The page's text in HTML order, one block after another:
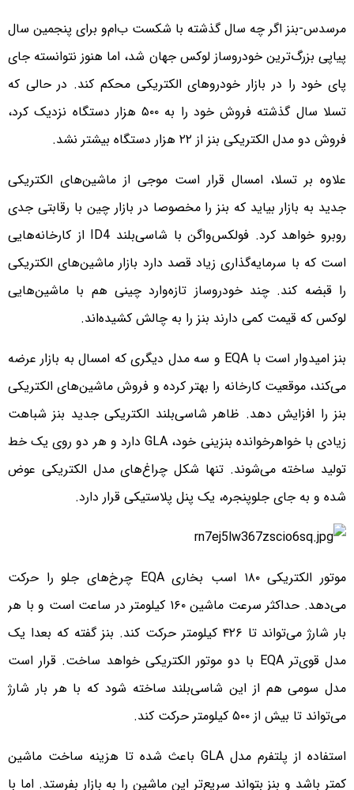
مرسدس-بنز اگر چه سال گذشته با شکست ب‌ام‌و برای پنجمین سال
پیاپی بزرگ‌ترین خودروساز لوکس جهان شد، اما هنوز نتوانسته جای
پای خود را در بازار خودروهای الکتریکی محکم کند. در حالی که
تسلا سال گذشته فروش خود را به ۵۰۰ هزار دستگاه نزدیک کرد،
فروش دو مدل الکتریکی بنز از ۲۲ هزار دستگاه بیشتر نشد.
علاوه بر تسلا، امسال قرار است موجی از ماشین‌های الکتریکی
جدید به بازار بیاید که بنز را مخصوصا در بازار چین با رقابتی جدی
روبرو خواهد کرد. فولکس‌واگن با شاسی‌بلند ID4 از کارخانه‌هایی
است که با سرمایه‌گذاری زیاد قصد دارد بازار ماشین‌های الکتریکی
را قبضه کند. چند خودروساز تازه‌وارد چینی هم با ماشین‌هایی
لوکس که قیمت کمی دارند بنز را به چالش کشیده‌اند.
بنز امیدوار است با EQA و سه مدل دیگری که امسال به بازار عرضه
می‌کند، موقعیت کارخانه را بهتر کرده و فروش ماشین‌های الکتریکی
بنز را افزایش دهد. ظاهر شاسی‌بلند الکتریکی جدید بنز شباهت
زیادی با خواهرخوانده بنزینی خود، GLA دارد و هر دو روی یک خط
تولید ساخته می‌شوند. تنها شکل چراغ‌های مدل الکتریکی عوض
شده و به جای جلوپنجره، یک پنل پلاستیکی قرار دارد.
موتور الکتریکی ۱۸۰ اسب بخاری EQA چرخ‌های جلو را حرکت
می‌دهد. حداکثر سرعت ماشین ۱۶۰ کیلومتر در ساعت است و با هر
بار شارژ می‌تواند تا ۴۲۶ کیلومتر حرکت کند. بنز گفته که بعدا یک
مدل قوی‌تر EQA با دو موتور الکتریکی خواهد ساخت. قرار است
مدل سومی هم از این شاسی‌بلند ساخته شود که با هر بار شارژ
می‌تواند تا بیش از ۵۰۰ کیلومتر حرکت کند.
استفاده از پلتفرم مدل GLA باعث شده تا هزینه ساخت ماشین
کمتر باشد و بنز بتواند سریع‌تر این ماشین را به بازار بفرستد. اما با